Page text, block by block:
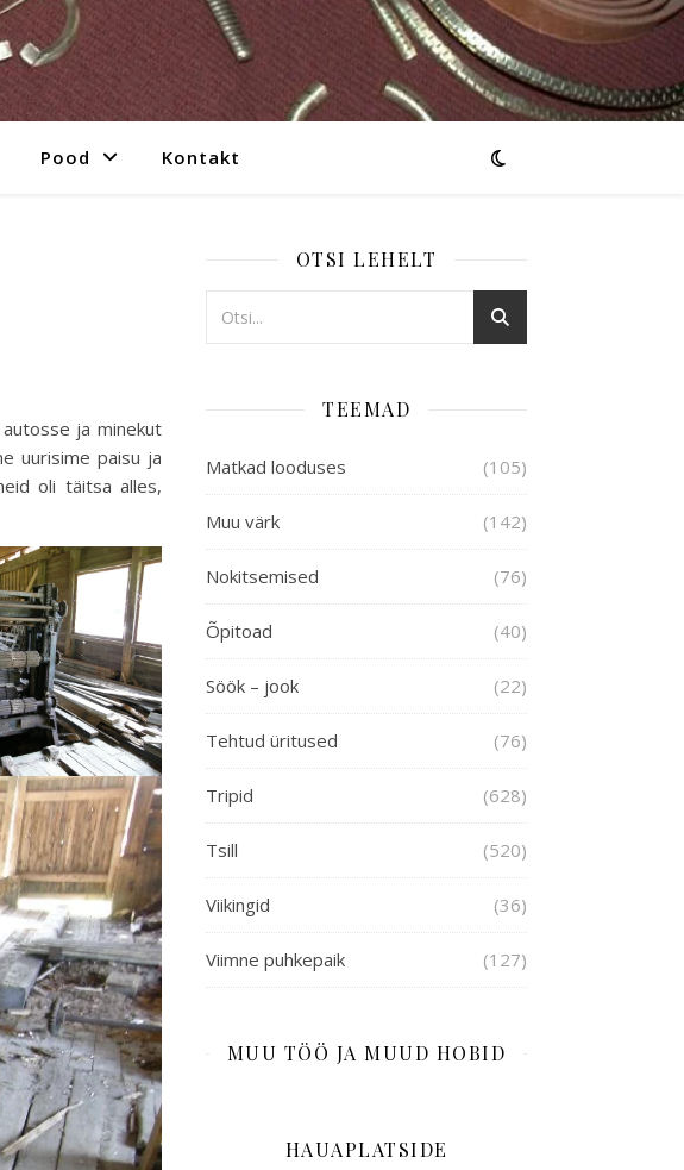
Pood Kontakt
ja minekut
uurisime paisu ja
oli täitsa alles,
OTSI LEHELT
TEEMAD
Matkad looduses (105)
Muu värk (142)
Nokitsemised (76)
Õpitoad (40)
Söök – jook (22)
Tehtud üritused (76)
Tripid (628)
Tsill (520)
Viikingid (36)
Viimne puhkepaik (127)
MUU TÖÖ JA MUUD HOBID
HAUAPLATSIDE